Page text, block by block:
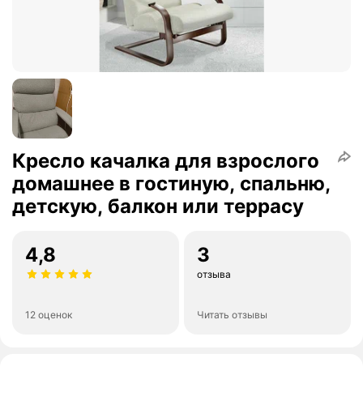
Кресло качалка для взрослого
домашнее в гостиную, спальню,
детскую, балкон или террасу
4,8
12 оценок
3
отзыва
Читать отзывы